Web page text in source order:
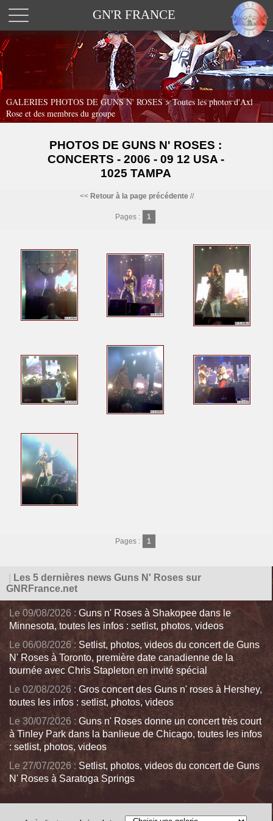
GN'R FRANCE
GALERIES PHOTOS DE GUNS N' ROSES >Toutes les photos d'Axl
Rose et des membres du groupe
PHOTOS DE GUNS N' ROSES :
CONCERTS - 2006 - 09 12 USA -
1025 TAMPA
<< Retour à la page précédente//
Pages : 1
Pages : 1
Les 5 dernières news Guns N' Roses sur
GNRFrance.net
Le 09/08/2026 : Guns n' Roses à Shakopee dans le
Minnesota, toutes les infos : setlist, photos, videos
Le 06/08/2026 : Setlist, photos, videos du concert de Guns
N' Roses à Toronto, première date canadienne de la
tournée avec Chris Stapleton en invité spécial
Le 02/08/2026 : Gros concert des Guns n' roses à Hershey,
toutes les infos : setlist, photos, videos
Le 30/07/2026 : Guns n' Roses donne un concert très court
à Tinley Park dans la banlieue de Chicago, toutes les infos
: setlist, photos, videos
Le 27/07/2026 : Setlist, photos, videos du concert de Guns
N' Roses à Saratoga Springs